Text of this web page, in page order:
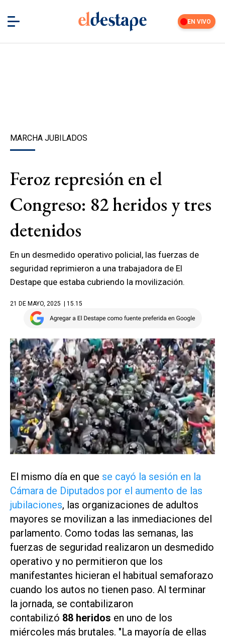
EN VIVO
MARCHA JUBILADOS
Feroz represión en el
Congreso: 82 heridos y tres
detenidos
En un desmedido operativo policial, las fuerzas de
seguridad reprimieron a una trabajadora de El
Destape que estaba cubriendo la movilización.
21 DE MAYO, 2025 | 15.15
El mismo día en que se cayó la sesión en la
Cámara de Diputados por el aumento de las
jubilaciones, las organizaciones de adultos
mayores se movilizan a las inmediaciones del
parlamento. Como todas las semanas, las
fuerzas de seguridad realizaron un desmedido
operativo y no permitieron que los
manifestantes hicieran el habitual semaforazo
cuando los autos no tienen paso. Al terminar
la jornada, se contabilizaron
contabilizó 88 heridos en uno de los
miércoles más brutales. "La mayoría de ellas